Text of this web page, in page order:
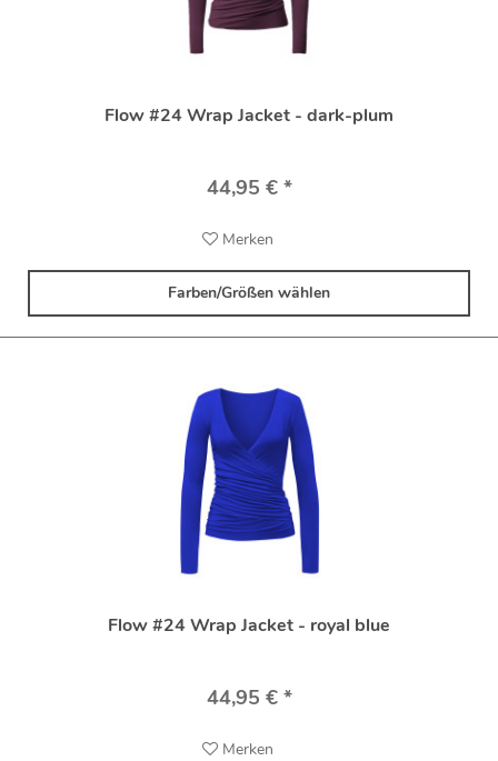
Flow #24 Wrap Jacket - dark-plum
44,95 € *
Merken
Farben/Größen wählen
Flow #24 Wrap Jacket - royal blue
44,95 € *
Merken